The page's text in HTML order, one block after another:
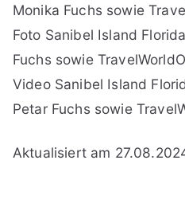
Monika Fuchs sowie
Foto Sanibel Island
Fuchs sowie
Video Sanibel Island
Petar Fuchs sowie
Aktualisiert am